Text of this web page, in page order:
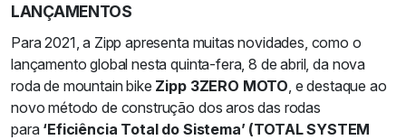
LANÇAMENTOS
Para 2021, a Zipp apresenta muitas novidades, como o
lançamento global nesta quinta-fera, 8 de abril, da nova
roda de mountain bike Zipp 3ZERO MOTO , e destaque ao
novo método de construção dos aros das rodas
para ‘Eficiência Total do Sistema’ (TOTAL SYSTEM